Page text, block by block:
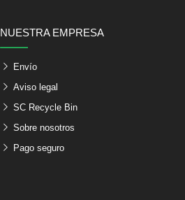
NUESTRA EMPRESA
Envío
Aviso legal
SC Recycle Bin
Sobre nosotros
Pago seguro